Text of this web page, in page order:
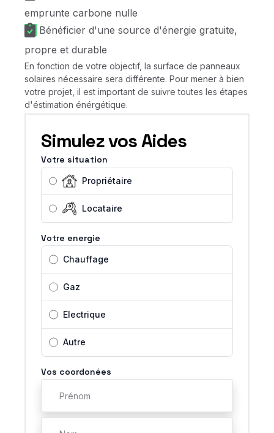
emprunte carbone nulle
Bénéficier d'une source d'énergie gratuite,
propre et durable
En fonction de votre objectif, la surface de panneaux
solaires nécessaire sera différente. Pour mener à bien
votre projet, il est important de suivre toutes les étapes
d'éstimation énérgétique.
Simulez vos Aides
Votre situation
Propriétaire
Locataire
Votre energie
Chauffage
Gaz
Electrique
Autre
Vos coordonées